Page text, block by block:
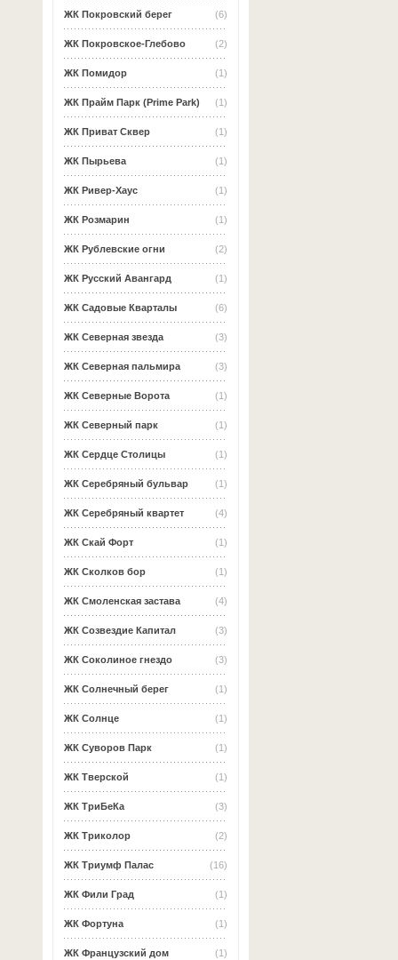
(6)
ЖК Покровский берег
(2)
ЖК Покровское-Глебово
(1)
ЖК Помидор
(1)
ЖК Прайм Парк (Prime Park)
(1)
ЖК Приват Сквер
(1)
ЖК Пырьева
(1)
ЖК Ривер-Хаус
(1)
ЖК Розмарин
(2)
ЖК Рублевские огни
(1)
ЖК Русский Авангард
(6)
ЖК Садовые Кварталы
(3)
ЖК Северная звезда
(3)
ЖК Северная пальмира
(1)
ЖК Северные Ворота
(1)
ЖК Северный парк
(1)
ЖК Сердце Столицы
(1)
ЖК Серебряный бульвар
(4)
ЖК Серебряный квартет
(1)
ЖК Скай Форт
(1)
ЖК Сколков бор
(4)
ЖК Смоленская застава
(3)
ЖК Созвездие Капитал
(3)
ЖК Соколиное гнездо
(1)
ЖК Солнечный берег
(1)
ЖК Солнце
(1)
ЖК Суворов Парк
(1)
ЖК Тверской
(3)
ЖК ТриБеКа
(2)
ЖК Триколор
(16)
ЖК Триумф Палас
(1)
ЖК Фили Град
(1)
ЖК Фортуна
(1)
ЖК Французский дом